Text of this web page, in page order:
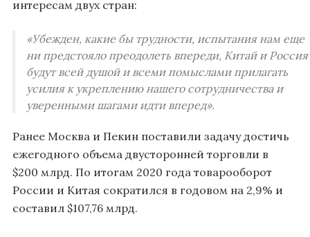
интересам двух стран:
«Убежден, какие бы трудности, испытания нам еще
ни предстояло преодолеть впереди, Китай и Россия
будут всей душой и всеми помыслами прилагать
усилия к укреплению нашего сотрудничества и
уверенными шагами идти вперед».
Ранее Москва и Пекин поставили задачу достичь
ежегодного объема двусторонней торговли в
$200 млрд. По итогам 2020 года товарооборот
России и Китая сократился в годовом на 2,9% и
составил $107,76 млрд.